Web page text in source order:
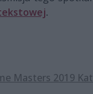
.
Masters 2019